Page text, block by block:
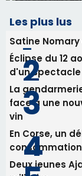
31/07/2026 08:24
Tennis -
RCPV
31/07/2026 08:22
82ème
Les plus lus